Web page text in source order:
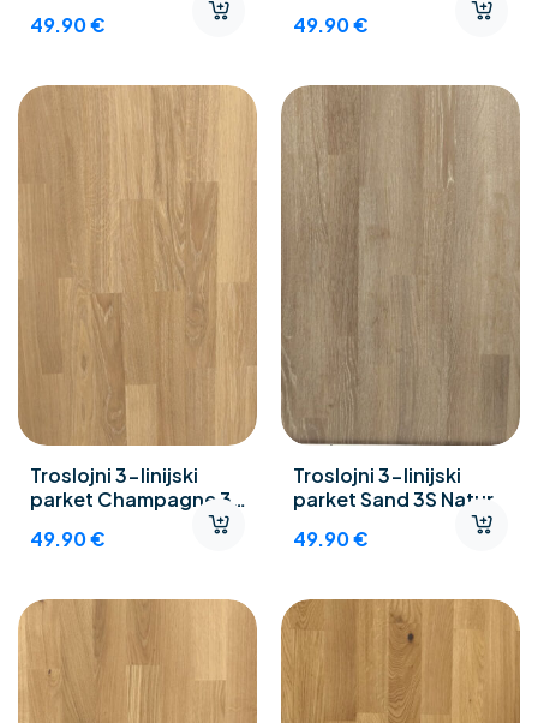
49.90€ 49.90€
Troslojni 3-linijski
parket Champagne 3S
49.90€
Troslojni 3-linijski
parket Sand 3S Natur
49.90€